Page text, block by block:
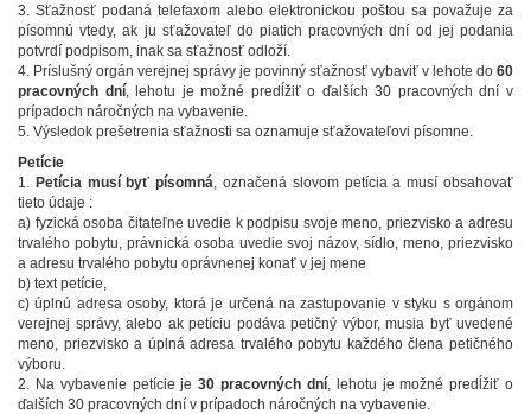
3. Sťažnosť podaná telefaxom alebo elektronickou poštou sa považuje za
písomnú vtedy, ak ju sťažovateľ do piatich pracovných dní od jej podania
potvrdí podpisom, inak sa sťažnosť odloží.
4. Príslušný orgán verejnej správy je povinný sťažnosť vybaviť v lehote do 60
pracovných dní, lehotu je možné predĺžiť o ďalších 30 pracovných dní v
prípadoch náročných na vybavenie.
5. Výsledok prešetrenia sťažnosti sa oznamuje sťažovateľovi písomne.
Petície
1. Petícia musí byť písomná , označená slovom petícia a musí obsahovať
tieto údaje :
a) fyzická osoba čitateľne uvedie k podpisu svoje meno, priezvisko a adresu
trvalého pobytu, právnická osoba uvedie svoj názov, sídlo, meno, priezvisko
a adresu trvalého pobytu oprávnenej konať v jej mene
b) text petície,
c) úplnú adresa osoby, ktorá je určená na zastupovanie v styku s orgánom
verejnej správy, alebo ak petíciu podáva petičný výbor, musia byť uvedené
meno, priezvisko a úplná adresa trvalého pobytu každého člena petičného
výboru.
2. Na vybavenie petície je30 pracovných dní, lehotu je možné predĺžiť o
ďalších 30 pracovných dní v prípadoch náročných na vybavenie.